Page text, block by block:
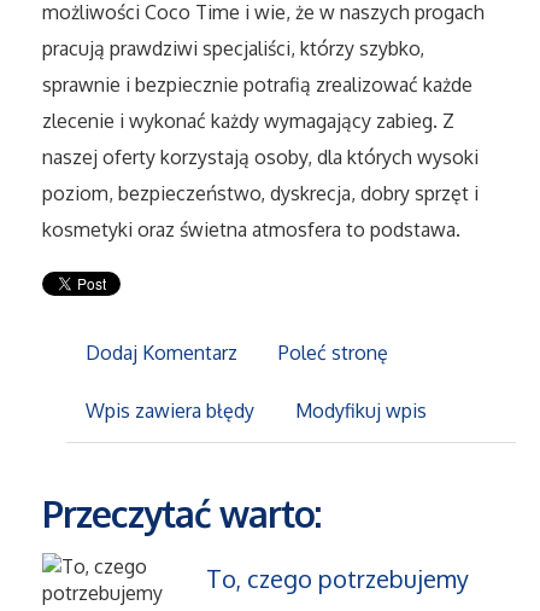
Maszyny
Narzędzia
Przemysł Metalowy
Usługi Motoryzacyjne
Salony, Komisy
możliwości Coco Time i wie, że w naszych progach
pracują prawdziwi specjaliści, którzy szybko,
sprawnie i bezpiecznie potrafią zrealizować każde
zlecenie i wykonać każdy wymagający zabieg. Z
naszej oferty korzystają osoby, dla których wysoki
poziom, bezpieczeństwo, dyskrecja, dobry sprzęt i
kosmetyki oraz świetna atmosfera to podstawa.
Dodaj Komentarz Poleć stronę
Wpis zawiera błędy Modyfikuj wpis
Przeczytać warto:
To, czego potrzebujemy